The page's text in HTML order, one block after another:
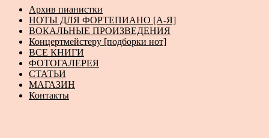
Архив пианистки
НОТЫ ДЛЯ ФОРТЕПИАНО [А-Я]
ВОКАЛЬНЫЕ ПРОИЗВЕДЕНИЯ
Концертмейстеру [подборки нот]
ВСЕ КНИГИ
ФОТОГАЛЕРЕЯ
СТАТЬИ
МАГАЗИН
Контакты